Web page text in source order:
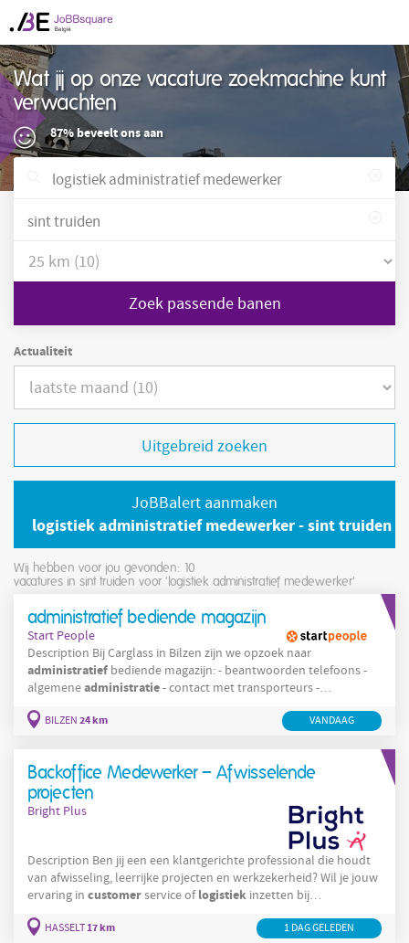
Wat jij op onze vacature zoekmachine kunt
verwachten
87% beveelt ons aan
Zoek passende banen
Actualiteit
Uitgebreid zoeken
JoBBalert aanmaken
logistiek administratief medewerker - sint truiden
Wij hebben voor jou gevonden: 10
vacatures in sint truiden voor 'logistiek administratief medewerker'
administratief bediende magazijn
Start People
Description Bij Carglass in Bilzen zijn we opzoek naar
administratief bediende magazijn: - beantwoorden telefoons -
algemeneadministratie
verwerken documenten voor
BILZEN 24 km VANDAAG
Backoffice Medewerker – Afwisselende
projecten
Bright Plus
Description Ben jij een een klantgerichte professional die houdt
van afwisseling, leerrijke projecten en werkzekerheid? Wil je jouw
ervaring in customerservice oflogistiek inzetten bij
hebben wij dé job voor jou! Via Bright Plus Outsourcing Solutions
HASSELT17 km 1 DAG GELEDEN